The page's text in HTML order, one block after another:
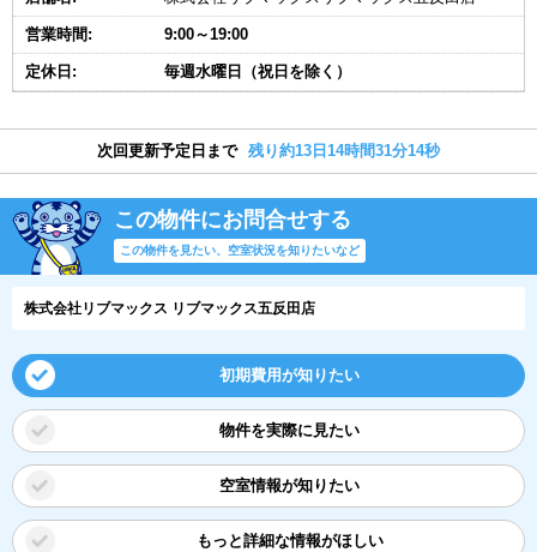
営業時間: 9:00～19:00
定休日: 毎週水曜日（祝日を除く）
次回更新予定日まで 残り約13日14時間31分14秒
この物件にお問合せする
この物件を見たい、空室状況を知りたいなど
株式会社リブマックス リブマックス五反田店
初期費用が知りたい
物件を実際に見たい
空室情報が知りたい
もっと詳細な情報がほしい